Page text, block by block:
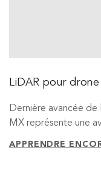
LiDAR pour
Dernière avancée de
MX représente une
APPRENDRE